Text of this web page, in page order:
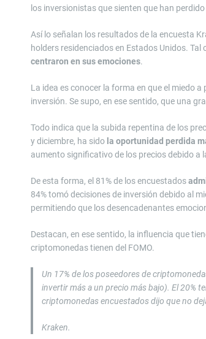
los inversionistas que sienten que han
Así lo señalan los resultados de la encuesta
holders residenciados en Estados Unidos. Tal
centraron en sus emociones.
La idea es conocer la forma en que el miedo
inversión. Se supo, en ese sentido, que una
Todo indica que la subida repentina de los
y diciembre, ha sido la oportunidad perdida
aumento significativo de los precios debido a
De esta forma, el 81% de los encuestados
84% tomó decisiones de inversión debido al
permitiendo que los desencadenantes
Destacan, en ese sentido, la influencia que
criptomonedas tienen del FOMO.
Un 17% de los poseedores de
invertir más a un precio más bajo). El 20%
criptomonedas encuestados dijo que no
Kraken.